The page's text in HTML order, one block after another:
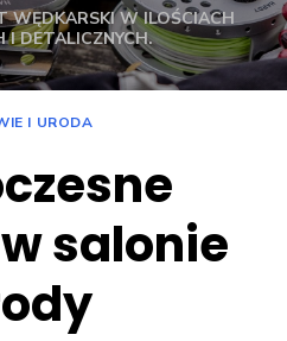
WĘDKARSKI W ILOŚCIACH
I DETALICZNYCH.
I URODA
salonie